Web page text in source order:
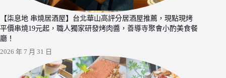
【柒息地 串燒居酒屋】台北華山高評分居酒屋推薦，現點現烤
平價串燒19元起，職人獨家研發烤肉醬，善導寺聚會小酌美食餐
廳！
2026 年 7 月 31 日